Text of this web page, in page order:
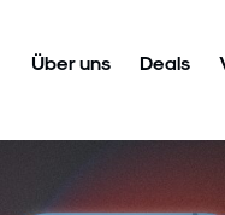
Über uns Deals